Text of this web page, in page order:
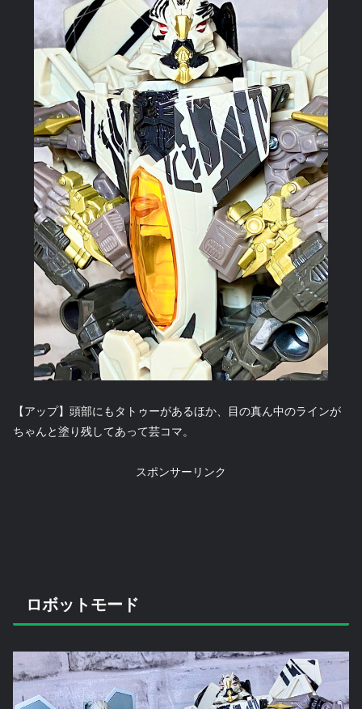
【アップ】頭部にもタトゥーがあるほか、目の真ん中のラインが
ちゃんと塗り残してあって芸コマ。
スポンサーリンク
ロボットモード